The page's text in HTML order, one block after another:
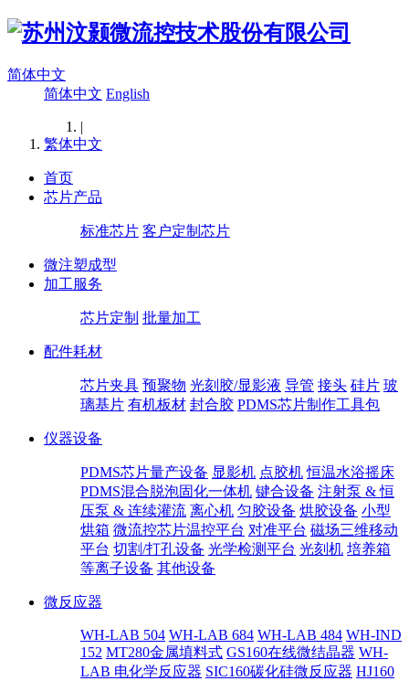
简体中文
简体中文 English
|
繁体中文
首页
芯片产品
标准芯片 客户定制芯片
微注塑成型
加工服务
芯片定制 批量加工
配件耗材
芯片夹具 预聚物 光刻胶/显影液 导管 接头 硅片 玻
璃基片 有机板材 封合胶 PDMS芯片制作工具包
仪器设备
PDMS芯片量产设备 显影机 点胶机 恒温水浴摇床
PDMS混合脱泡固化一体机 键合设备 注射泵 & 恒
压泵 & 连续灌流 离心机 匀胶设备 烘胶设备 小型
烘箱 微流控芯片温控平台 对准平台 磁场三维移动
平台 切割/打孔设备 光学检测平台 光刻机 培养箱
等离子设备 其他设备
微反应器
WH-LAB 504 WH-LAB 684 WH-LAB 484 WH-IND
152 MT280金属填料式 GS160在线微结晶器 WH-
LAB 电化学反应器 SIC160碳化硅微反应器 HJ160